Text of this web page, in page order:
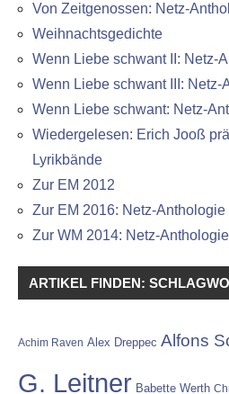
Von Zeitgenossen: Netz-
Weihnachtsgedichte
Wenn Liebe schwant II: Netz-
Wenn Liebe schwant III: Netz-
Wenn Liebe schwant: Netz-
Wiedergelesen: Erich Jooß
Lyrikbände
Zur EM 2012
Zur EM 2016: Netz-Anthologie
Zur WM 2014: Netz-Anthologie
ARTIKEL FINDEN:
Achim Raven Alex Dreppec Alfons
G. Leitner Babette Werth